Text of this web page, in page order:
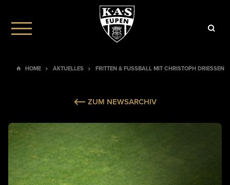
HOME AKTUELLES FRITTEN & FUSSBALL MIT CHRISTOPH DRIESSEN
ZUM NEWSARCHIV